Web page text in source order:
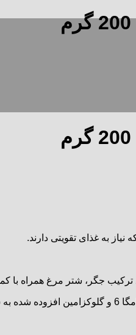
به غذای تقویتی دارند.